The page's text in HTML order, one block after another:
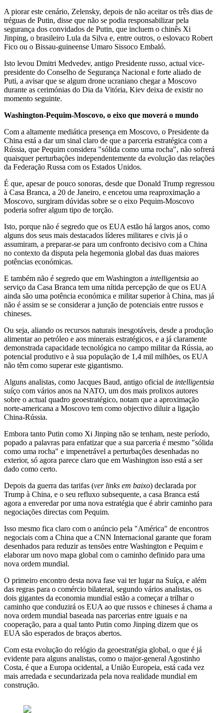
A piorar este cenário, Zelensky, depois de não aceitar os três dias de
tréguas de Putin, disse que não se podia responsabilizar pela
segurança dos convidados de Putin, que incluem o chinês Xi
Jinping, o brasileiro Lula da Silva e, entre outros, o eslovaco Robert
Fico ou o Bissau-guineense Umaro Sissoco Embaló.
Isto levou Dmitri Medvedev, antigo Presidente russo, actual vice-
presidente do Conselho de Segurança Nacional e forte aliado de
Puti, a avisar que se algum drone ucraniano chegar a Moscovo
durante as cerimónias do Dia da Vitória, Kiev deixa de existir no
momento seguinte.
Washington-Pequim-Moscovo, o eixo que moverá o mundo
Com a altamente mediática presença em Moscovo, o Presidente da
China está a dar um sinal claro de que a parceria estratégica com a
Rússia, que Pequim considera "sólida como uma rocha", não sofrerá
quaisquer perturbações independentemente da evolução das relações
da Federação Russa com os Estados Unidos.
É que, apesar de pouco sonoras, desde que Donald Trump regressou
à Casa Branca, a 20 de Janeiro, e encetou uma reaproximação a
Moscovo, surgiram dúvidas sobre se o eixo Pequim-Moscovo
poderia sofrer algum tipo de torção.
Isto, porque não é segredo que os EUA estão há largos anos, como
alguns dos seus mais destacados líderes militares e civis já o
assumiram, a preparar-se para um confronto decisivo com a China
no contexto da disputa pela hegemonia global das duas maiores
potências económicas.
E também não é segredo que em Washington a intelligentsia ao
serviço da Casa Branca tem uma nítida percepção de que os EUA
ainda são uma potência económica e militar superior à China, mas já
não é assim se se considerar a junção de potenciais entre russos e
chineses.
Ou seja, aliando os recursos naturais inesgotáveis, desde a produção
alimentar ao petróleo e aos minerais estratégicos, e a já claramente
demonstrada capacidade tecnológica no campo militar da Rússia, ao
potencial produtivo e à sua população de 1,4 mil milhões, os EUA
não têm como superar este gigantismo.
Alguns analistas, como Jacques Baud, antigo oficial de intelligentsia
suíço com vários anos na NATO, um dos mais prolixos autores
sobre o actual quadro geoestratégico, notam que a aproximação
norte-americana a Moscovo tem como objectivo diluir a ligação
China-Rússia.
Embora tanto Putin como Xi Jinping não se tenham, neste período,
popado a palavras para enfatizar que a sua parceria é mesmo "sólida
como uma rocha" e impenetrável a perturbações desenhadas no
exterior, só agora parece claro que em Washington isso está a ser
dado como certo.
Depois da guerra das tarifas (ver links em baixo) declarada por
Trump à China, e o seu refluxo subsequente, a casa Branca está
agora a enveredar por uma nova estratégia que é abrir caminho para
negociações directas com Pequim.
Isso mesmo fica claro com o anúncio pela "América" de encontros
negociais com a China que a CNN Internacional garante que foram
desenhados para reduzir as tensões entre Washington e Pequim e
elaborar um novo mapa global com o caminho definido para uma
nova ordem mundial.
O primeiro encontro desta nova fase vai ter lugar na Suíça, e além
das regras para o comércio bilateral, segundo vários analistas, os
dois gigantes da economia mundial estão a começar a trilhar o
caminho que conduzirá os EUA ao que russos e chineses á chama a
nova ordem mundial baseada nas parcerias entre iguais e na
cooperação, para a qual tanto Putin como Jinping dizem que os
EUA são esperados de braços abertos.
Com esta evolução do relógio da geoestratégia global, o que é já
evidente para alguns analistas, como o major-general Agostinho
Costa, é que a Europa ocidental, a União Europeia, está cada vez
mais arredada e secundarizada pela nova realidade mundial em
construção.